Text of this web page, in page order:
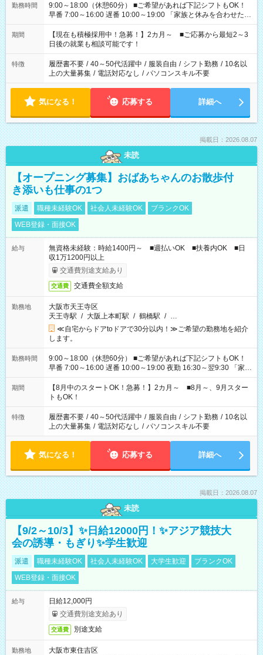
勤務時間
9:00～18:00（休憩60分） ■ご希望があれば下記シフトもOK！
早番 7:00～16:00 遅番 10:00～19:00 「家族と休みを合わせた
い」 「余裕を持って夕飯の準備がしたい」 「できれば残業はし
たくない」 など、ご希望を教えてくださいね。 ※Wワーク希望
の方へ 今ご覧のお仕事で希望する勤務時間と、もう1つのお仕事
の勤務時間。 合計で週40時間を超える場合は応募できません。
期間
【現在も積極採用中！急募！】2カ月～ ■ご応募から最短2～3
日後の就業も相談可能です！
特徴 履歴書不要 / 40～50代活躍中 / 服装自由 / シフト勤務 / 10名以
上の大量募集 / 電話対応なし / パソコンスキル不要
気になる！ 応募する 詳細へ
掲載日：2026.08.07
未読
【オープニング募集】おばあちゃんのお散歩付
き添いも仕事の1つ
派遣 職種未経験OK 社会人未経験OK
ブランクOK
WEB登録・面接OK
給与
無資格未経験：時給1400円～ ■週払いOK ■扶養内OK ■日
収1万1200円以上
交通費別途支給あり
交通費 交通費全額支給
勤務地
大阪市天王寺区
天王寺駅 / 大阪上本町駅 / 鶴橋駅 / …
≪自宅からドアtoドアで30分以内！≫ご希望の勤務地を紹介
します。
勤務時間
9:00～18:00（休憩60分） ■ご希望があれば下記シフトもOK！
早番 7:00～16:00 遅番 10:00～19:00 夜勤 16:30～翌9:30 「家族
と休みを合わせたい」 「余裕を持って夕飯の準備がしたい」
「できれば残業はしたくない」 など、ご希望を教えてください
ね。 ※Wワーク希望の方へ 今ご覧のお仕事で希望する勤務時間
と、もう1つのお仕事の勤務時間。 合計で週40時間を超える場
合は応募できません。
期間
【8月中のスタートOK！急募！】2カ月～ ■8月～、9月スター
トもOK！
特徴 履歴書不要 / 40～50代活躍中 / 服装自由 / シフト勤務 / 10名以
上の大量募集 / 電話対応なし / パソコンスキル不要
気になる！ 応募する 詳細へ
掲載日：2026.08.07
未読
【9/2～10/3】✨日給12000円！✨アジア競技大
会の誘導・もぎり✨学生歓迎
派遣 職種未経験OK 社会人未経験OK 大学生歓迎
ブランクOK
WEB登録・面接OK
給与
日給12,000円
交通費別途支給あり
交通費 別途支給
勤務地
大阪市東住吉区